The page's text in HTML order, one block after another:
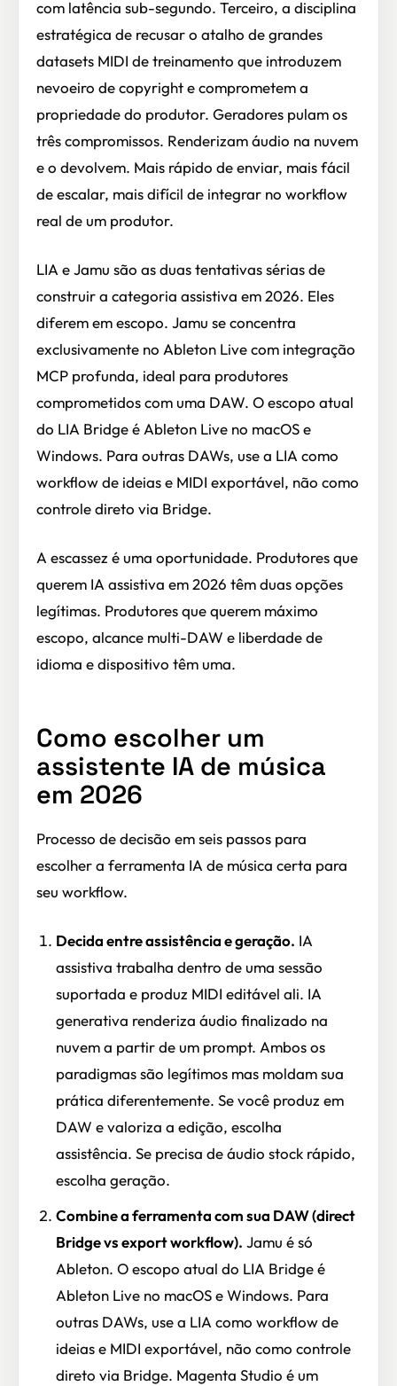
com latência sub-segundo. Terceiro, a disciplina
estratégica de recusar o atalho de grandes
datasets MIDI de treinamento que introduzem
nevoeiro de copyright e comprometem a
propriedade do produtor. Geradores pulam os
três compromissos. Renderizam áudio na nuvem
e o devolvem. Mais rápido de enviar, mais fácil
de escalar, mais difícil de integrar no workflow
real de um produtor.
LIA e Jamu são as duas tentativas sérias de
construir a categoria assistiva em 2026. Eles
diferem em escopo. Jamu se concentra
exclusivamente no Ableton Live com integração
MCP profunda, ideal para produtores
comprometidos com uma DAW. O escopo atual
do LIA Bridge é Ableton Live no macOS e
Windows. Para outras DAWs, use a LIA como
workflow de ideias e MIDI exportável, não como
controle direto via Bridge.
A escassez é uma oportunidade. Produtores que
querem IA assistiva em 2026 têm duas opções
legítimas. Produtores que querem máximo
escopo, alcance multi-DAW e liberdade de
idioma e dispositivo têm uma.
Como escolher um
assistente IA de música
em 2026
Processo de decisão em seis passos para
escolher a ferramenta IA de música certa para
seu workflow.
Decida entre assistência e geração. IA
assistiva trabalha dentro de uma sessão
suportada e produz MIDI editável ali. IA
generativa renderiza áudio finalizado na
nuvem a partir de um prompt. Ambos os
paradigmas são legítimos mas moldam sua
prática diferentemente. Se você produz em
DAW e valoriza a edição, escolha
assistência. Se precisa de áudio stock rápido,
escolha geração.
Combine a ferramenta com sua DAW (direct
Bridge vs export workflow). Jamu é só
Ableton. O escopo atual do LIA Bridge é
Ableton Live no macOS e Windows. Para
outras DAWs, use a LIA como workflow de
ideias e MIDI exportável, não como controle
direto via Bridge. Magenta Studio é um